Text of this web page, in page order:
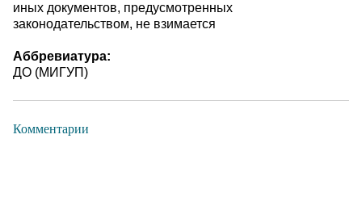
иных документов, предусмотренных
законодательством, не взимается
Аббревиатура:
ДО (МИГУП)
Комментарии